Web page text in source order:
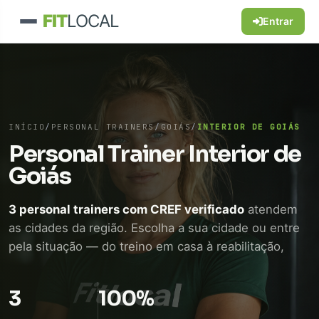
FITLOCAL Entrar
INÍCIO / PERSONAL TRAINERS/ GOIÁS/ INTERIOR DE GOIÁS
Personal Trainer Interior de
Goiás
3 personal trainers com CREF verificado atendem
as cidades da região. Escolha a sua cidade ou entre
pela situação — do treino em casa à reabilitação,
Conversa direta pelo WhatsApp, sem mensalidade
de plataforma.
3 100%